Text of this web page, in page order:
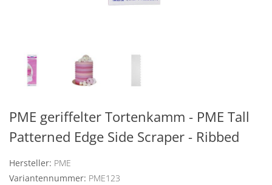
PME geriffelter Tortenkamm - PME Tall
Patterned Edge Side Scraper - Ribbed
Hersteller: PME
Variantennummer: PME123